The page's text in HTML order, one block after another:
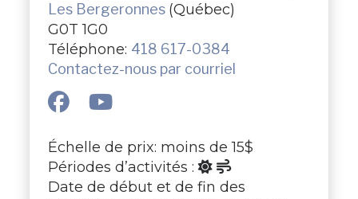
Les Bergeronnes (Québec)
G0T 1G0
Téléphone: 418 617-0384
Contactez-nous par courriel
Échelle de prix: moins de 15$
Périodes d’activités :
Date de début et de fin des